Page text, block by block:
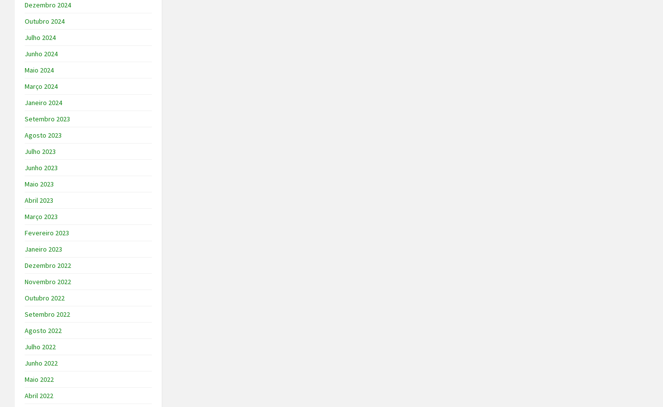
Dezembro 2024
Outubro 2024
Julho 2024
Junho 2024
Maio 2024
Março 2024
Janeiro 2024
Setembro 2023
Agosto 2023
Julho 2023
Junho 2023
Maio 2023
Abril 2023
Março 2023
Fevereiro 2023
Janeiro 2023
Dezembro 2022
Novembro 2022
Outubro 2022
Setembro 2022
Agosto 2022
Julho 2022
Junho 2022
Maio 2022
Abril 2022